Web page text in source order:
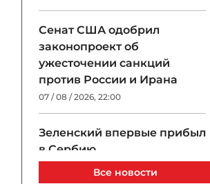
Сенат США одобрил
законопроект об
ужесточении санкций
против России и Ирана
07 / 08 / 2026, 22:00
Зеленский впервые прибыл
в Сербию
07 / 08 / 2026, 21:40Все новости